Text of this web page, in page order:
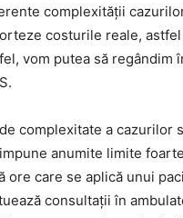
complexității
costurile reale,
vom putea să
complexitate a cazurilor
anumite limite
care se aplică unui
consultații în